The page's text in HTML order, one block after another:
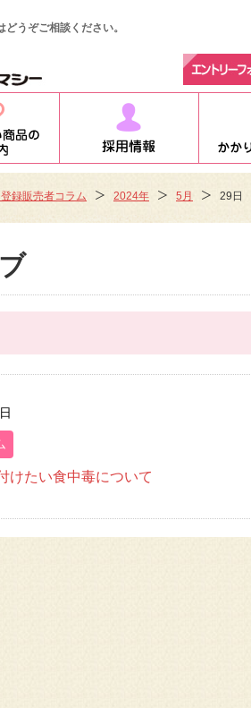
うぞご相談ください。
録販売者コラム 2024年 5月 29日
けたい食中毒について